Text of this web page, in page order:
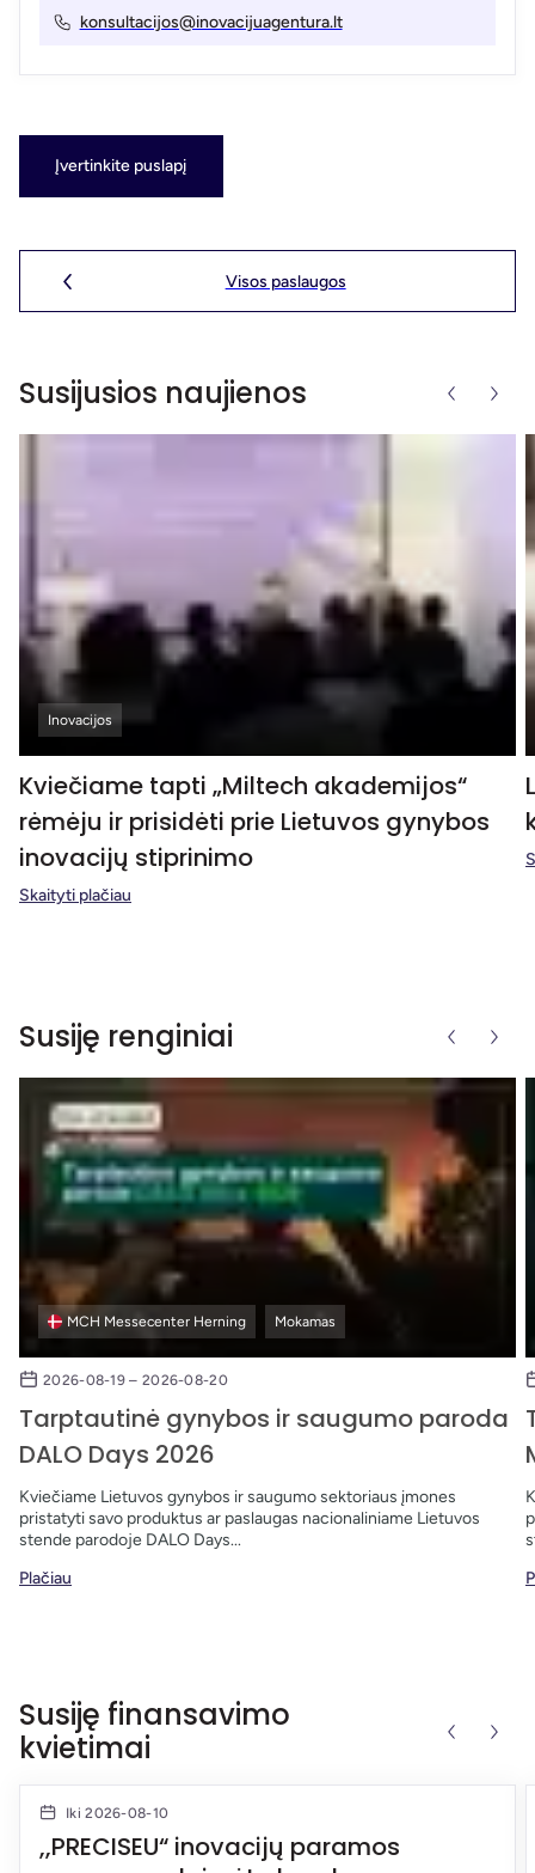
konsultacijos@inovacijuagentura.lt
Įvertinkite puslapį
Visos paslaugos
Susijusios naujienos
Inovacijos
Kviečiame tapti „Miltech akademijos“
rėmėju ir prisidėti prie Lietuvos gynybos
inovacijų stiprinimo
Skaityti plačiau
Susiję renginiai
MCH Messecenter Herning Mokamas
2026-08-19 – 2026-08-20
Tarptautinė gynybos ir saugumo paroda
DALO Days 2026
Kviečiame Lietuvos gynybos ir saugumo sektoriaus įmones
pristatyti savo produktus ar paslaugas nacionaliniame Lietuvos
stende parodoje DALO Days...
Plačiau
Susiję finansavimo
kvietimai
Iki 2026-08-10
,,PRECISEU“ inovacijų paramos